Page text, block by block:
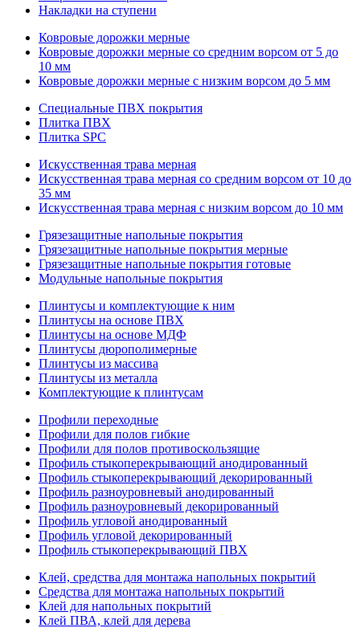
Накладки на ступени
Ковровые дорожки мерные
Ковровые дорожки мерные со средним ворсом от 5 до
10 мм
Ковровые дорожки мерные с низким ворсом до 5 мм
Специальные ПВХ покрытия
Плитка ПВХ
Плитка SPC
Искуccтвенная трава мерная
Искусственная трава мерная со средним ворсом от 10 до
35 мм
Искусственная трава мерная с низким ворсом до 10 мм
Грязезащитные напольные покрытия
Грязезащитные напольные покрытия мерные
Грязезащитные напольные покрытия готовые
Модульные напольные покрытия
Плинтусы и комплектующие к ним
Плинтусы на основе ПВХ
Плинтусы на основе МДФ
Плинтусы дюрополимерные
Плинтусы из массива
Плинтусы из металла
Комплектующие к плинтусам
Профили переходные
Профили для полов гибкие
Профили для полов противоскользящие
Профиль стыкоперекрывающий анодированный
Профиль стыкоперекрывающий декорированный
Профиль разноуровневый анодированный
Профиль разноуровневый декорированный
Профиль угловой анодированный
Профиль угловой декорированный
Профиль стыкоперекрывающий ПВХ
Клей, средства для монтажа напольных покрытий
Средства для монтажа напольных покрытий
Клей для напольных покрытий
Клей ПВА, клей для дерева